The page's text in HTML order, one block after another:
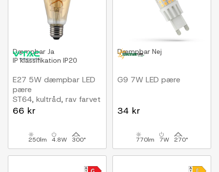
Dæmpbar Ja
IP klassifikation IP20
E27 5W dæmpbar LED
pære
ST64, kultråd, rav farvet
glas, ekstra varm 1800K
66 kr
250lm 4.8W 300°
Dæmpbar Nej
G9 7W LED pære
34 kr
770lm 7W 270°